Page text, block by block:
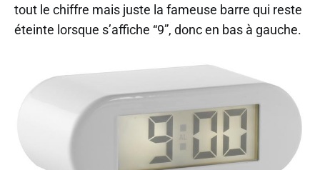
tout le chiffre mais juste la fameuse barre qui reste
éteinte lorsque s’affiche “9”, donc en bas à gauche.